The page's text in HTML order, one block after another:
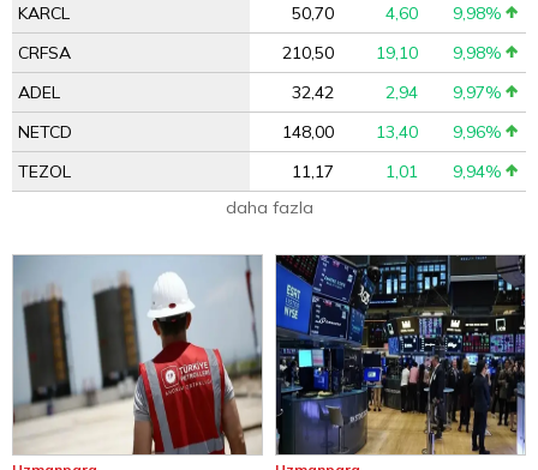
KARCL
50,70 4,60
9,98%
CRFSA
210,50 19,10
9,98%
ADEL
32,42 2,94
9,97%
NETCD
148,00 13,40
9,96%
TEZOL
11,17 1,01
9,94%
daha fazla